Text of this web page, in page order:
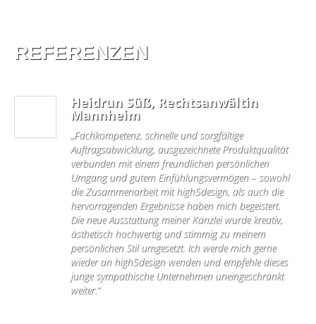
REFERENZEN
Heidrun Süß, Rechtsanwältin
Mannheim
„Fachkompetenz, schnelle und sorgfältige
Auftragsabwicklung, ausgezeichnete Produktqualität
verbunden mit einem freundlichen persönlichen
Umgang und gutem Einfühlungsvermögen – sowohl
die Zusammenarbeit mit high5design, als auch die
hervorragenden Ergebnisse haben mich begeistert.
Die neue Ausstattung meiner Kanzlei wurde kreativ,
ästhetisch hochwertig und stimmig zu meinem
persönlichen Stil umgesetzt. Ich werde mich gerne
wieder an high5design wenden und empfehle dieses
junge sympathische Unternehmen uneingeschränkt
weiter.“